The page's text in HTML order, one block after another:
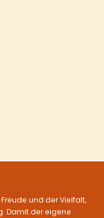
und der Vielfalt,
Damit der eigene